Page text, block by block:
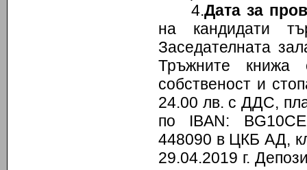
4.Дата за
на кандидати
Заседателната
Тръжните книжа
собственост и
24.00 лв. с ДДС,
по IBAN:
448090 в ЦКБ АД,
29.04.2019 г.